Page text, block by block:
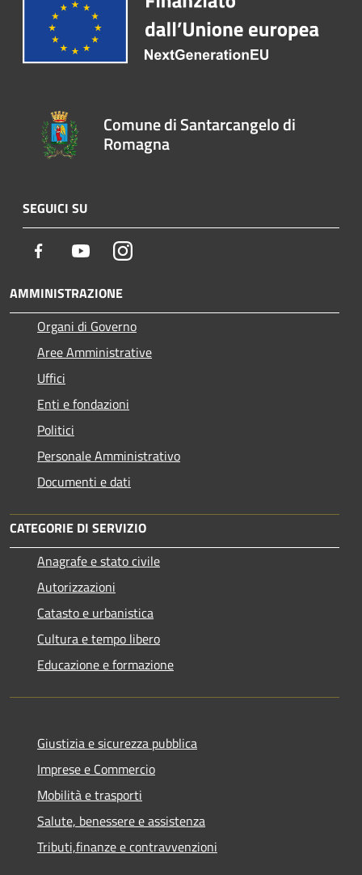
Comune di Santarcangelo di
Romagna
SEGUICI SU
Facebook YoutubeInstagram
AMMINISTRAZIONE
Organi di Governo
Aree Amministrative
Uffici
Enti e fondazioni
Politici
Personale Amministrativo
Documenti e dati
CATEGORIE DI SERVIZIO
Anagrafe e stato civile
Autorizzazioni
Catasto e urbanistica
Cultura e tempo libero
Educazione e formazione
Giustizia e sicurezza pubblica
Imprese e Commercio
Mobilità e trasporti
Salute, benessere e assistenza
Tributi,finanze e contravvenzioni